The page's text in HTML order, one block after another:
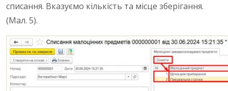
списання. Вказуємо кількість та місце зберігання.
(Мал. 5).